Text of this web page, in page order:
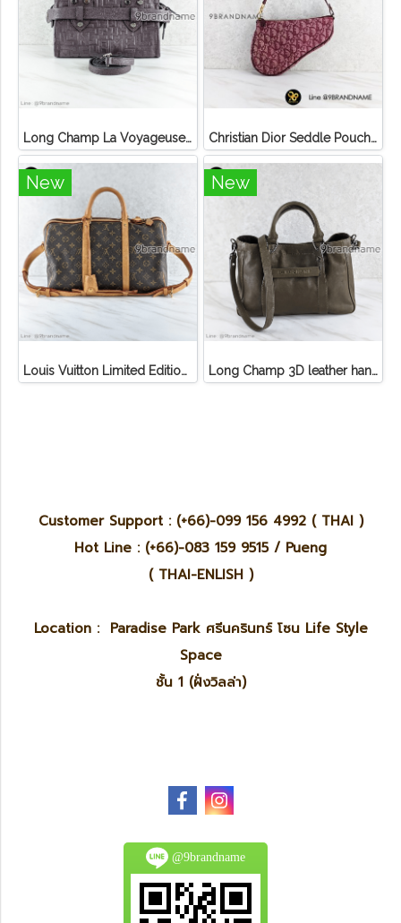
Long Champ La Voyageuse Bag Leather Christian Dior Seddle Pouch Accessory Hand Bag
New
Louis Vuitton Limited Edition Monogram Canvas Sofia Coppola SC Bag
New
Long Champ 3D leather handbag
Customer Support : (+66)-099 156 4992 ( THAI )
Hot Line : (+66)-083 159 9515 / Pueng
( THAI-ENLISH )
Location : Paradise Park ศรีนครินทร์ โซน Life Style
Space
ชั้น 1 (ฝั่งวิลล่า)
@9brandname